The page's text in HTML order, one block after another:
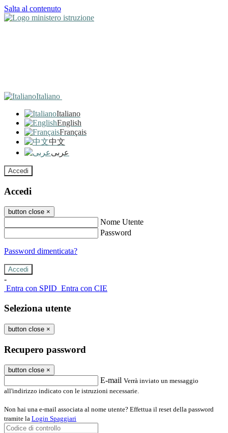
Salta al contenuto
Italiano
Italiano
English
Français
中文
عربى
Accedi
Accedi
button close ×
Nome Utente
Password
Password dimenticata?
-
Entra con SPID Entra con CIE
Seleziona utente
button close ×
Recupero password
button close ×
E-mail Verrà inviato un messaggio
all'indirizzo indicato con le istruzioni necessarie.
Non hai una e-mail associata al nome utente? Effettua il reset della password
tramite la Login Spaggiari